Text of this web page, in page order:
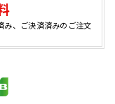
、ご決済済みのご注文